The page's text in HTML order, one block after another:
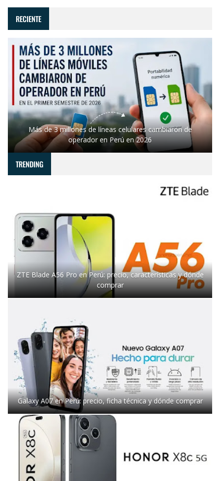
RECIENTE
Más de 3 millones de líneas celulares cambiaron de
operador en Perú en 2026
TRENDING
ZTE Blade A56 Pro en Perú: precio, características y dónde
comprar
Galaxy A07 en Perú: precio, ficha técnica y dónde comprar